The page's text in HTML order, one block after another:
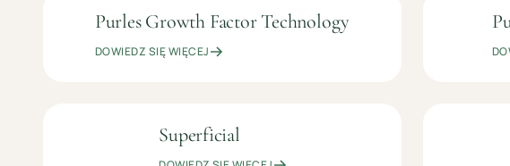
OD
ZŁ
KOSMETOLOGIA
Purles Growth Factor Technology
DOWIEDZ SIĘ WIĘCEJ
399
ZŁ
Superficial